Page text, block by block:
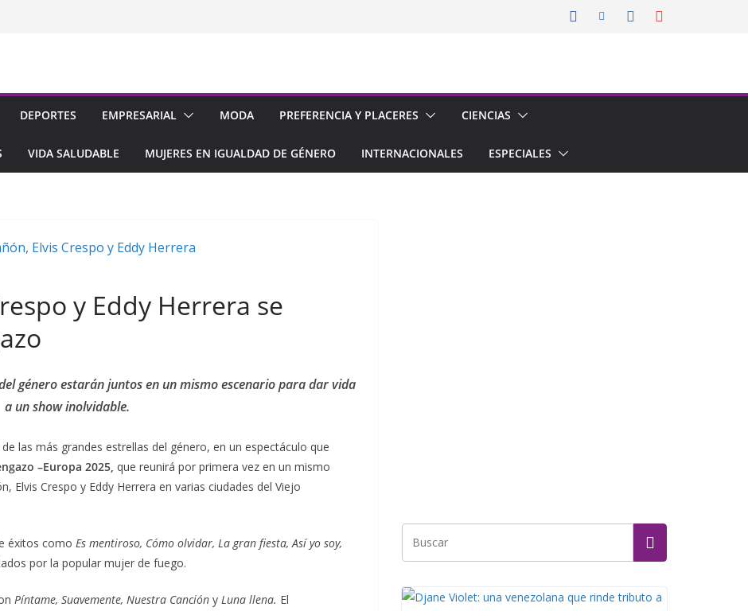
DEPORTES EMPRESARIAL MODA PREFERENCIA Y PLACERES CIENCIAS
VIDA SALUDABLE MUJERES EN IGUALDAD DE GÉNERO INTERNACIONALES ESPECIALES
y Eddy Herrera se
género estarán juntos en un mismo escenario para dar vida
a un show inolvidable.
las más grandes estrellas del género, en un espectáculo que
–Europa 2025, que reunirá por primera vez en un mismo
Elvis Crespo y Eddy Herrera en varias ciudades del Viejo
éxitos como Es mentiroso, Cómo olvidar, La gran fiesta, Así yo soy,
por la popular mujer de fuego.
Píntame, Suavemente, Nuestra Canción y Luna llena. El